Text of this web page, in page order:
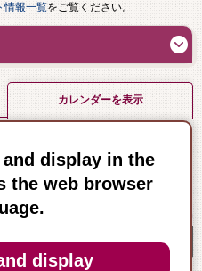
display in the
the web browser
display
情報一覧をご覧ください。
カレンダーを表示
5月 次月
月